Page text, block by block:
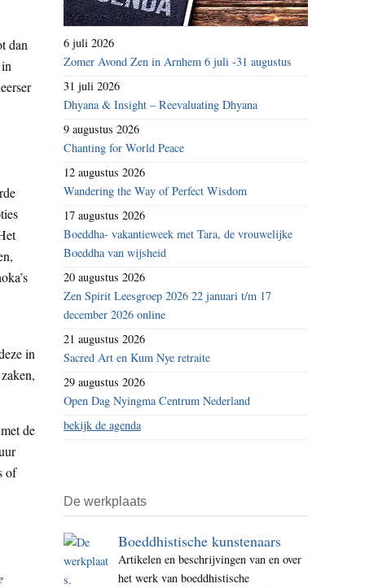
dan
in
de
of
6 juli 2026
Zomer Avond Zen in Arnhem 6 juli -31 augustus
31 juli 2026
Dhyana & Insight – Reevaluating Dhyana
9 augustus 2026
Chanting for World Peace
12 augustus 2026
Wandering the Way of Perfect Wisdom
17 augustus 2026
Boeddha- vakantieweek met Tara, de vrouwelijke
Boeddha van wijsheid
20 augustus 2026
Zen Spirit Leesgroep 2026 22 januari t/m 17
december 2026 online
21 augustus 2026
Sacred Art en Kum Nye retraite
29 augustus 2026
Open Dag Nyingma Centrum Nederland
bekijk de agenda
De werkplaats
Boeddhistische kunstenaars
Artikelen en beschrijvingen van en over
het werk van boeddhistische